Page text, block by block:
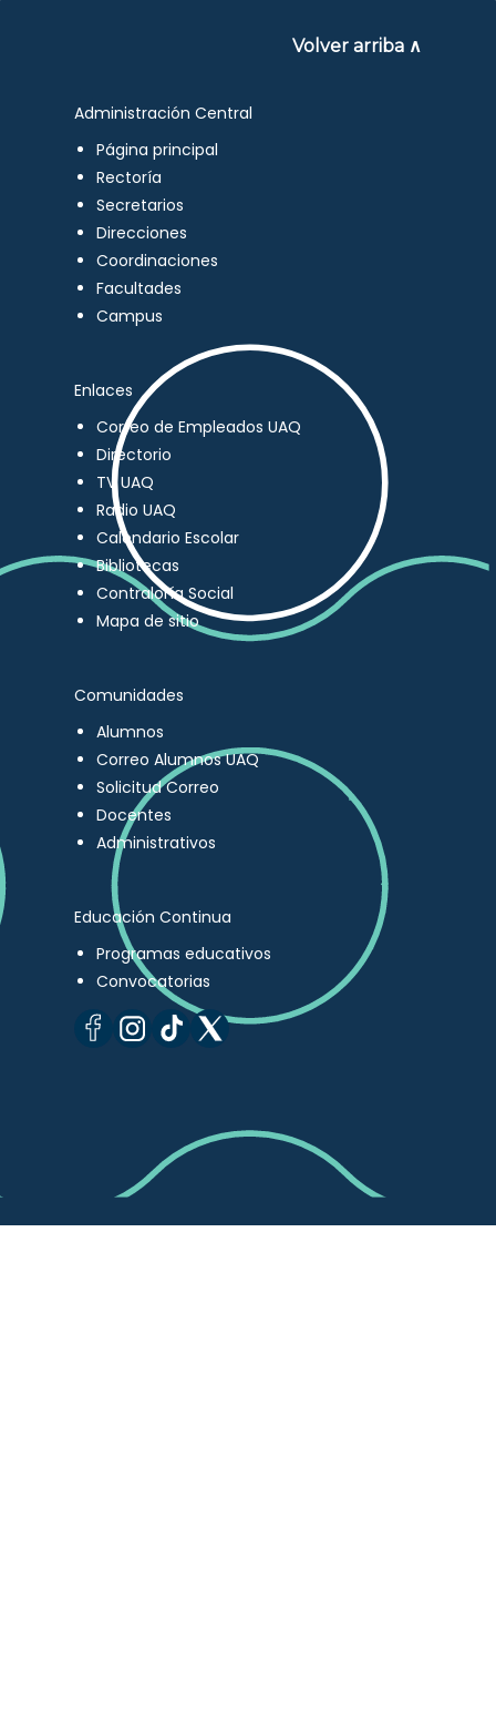
Volver arriba ∧
Administración Central
Página principal
Rectoría
Secretarios
Direcciones
Coordinaciones
Facultades
Campus
Enlaces
Correo de Empleados UAQ
Directorio
TV UAQ
Radio UAQ
Calendario Escolar
Bibliotecas
Contraloría Social
Mapa de sitio
Comunidades
Alumnos
Correo Alumnos UAQ
Solicitud Correo
Docentes
Administrativos
Educación Continua
Programas educativos
Convocatorias